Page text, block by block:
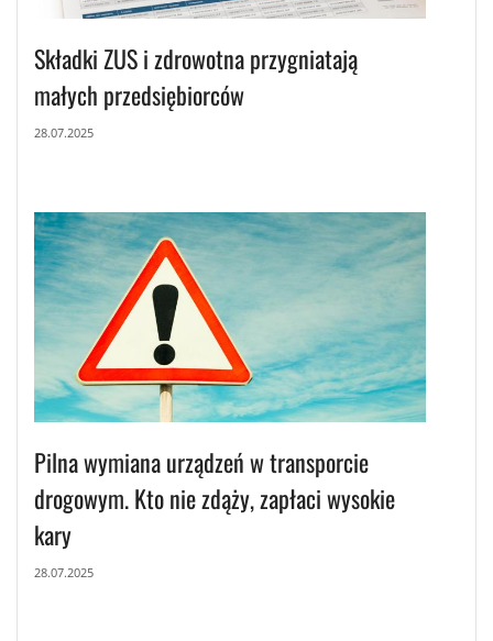
Składki ZUS i zdrowotna przygniatają
małych przedsiębiorców
28.07.2025
Pilna wymiana urządzeń w transporcie
drogowym. Kto nie zdąży, zapłaci wysokie
kary
28.07.2025